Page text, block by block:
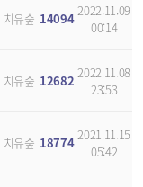
치유숲 140942022.11.09
00:14
치유숲 12682 2022.11.08
23:53
치유숲 187742021.11.15
05:42